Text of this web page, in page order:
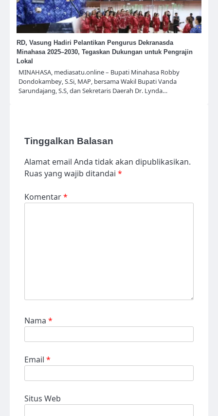
RD, Vasung Hadiri Pelantikan Pengurus Dekranasda
Minahasa 2025–2030, Tegaskan Dukungan untuk Pengrajin
Lokal
MINAHASA, mediasatu.online – Bupati Minahasa Robby
Dondokambey, S.Si, MAP, bersama Wakil Bupati Vanda
Sarundajang, S.S, dan Sekretaris Daerah Dr. Lynda…
Tinggalkan Balasan
Alamat email Anda tidak akan dipublikasikan.
Ruas yang wajib ditandai *
Komentar*
Nama *
Email *
Situs Web